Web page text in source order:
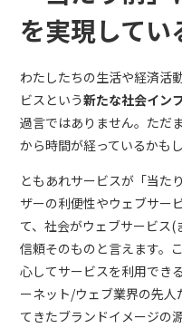
を実現してい
わたしたちの生活や経済活
ビスという新たな社会イン
過言ではありません。ただ
から時間が経っているかも
ともあれサービスが「当た
ザーの利便性やウェブサー
て、社会がウェブサービス
信頼そのものと言えます。
心してサービスを利用でき
ーネット/ウェブ業界の先
てきたブランドイメージの